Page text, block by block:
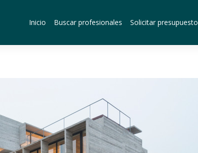
Inicio Buscar profesionales Solicitar